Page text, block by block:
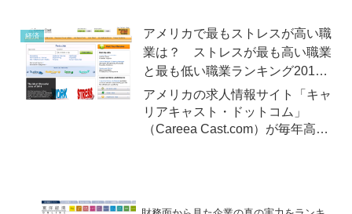
いのあるグローバル企業世界ラン
キング（...
経済
アメリカで最もストレスが高い職
業は？ ストレスが最も高い職業
と最も低い職業ランキング2014
年版
アメリカの求人情報サイト「キャ
リアキャスト・ドットコム」
（Careea Cast.com）が毎年高齢